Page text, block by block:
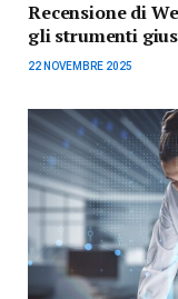
Recensione di
gli strumenti
22 NOVEMBRE 2025